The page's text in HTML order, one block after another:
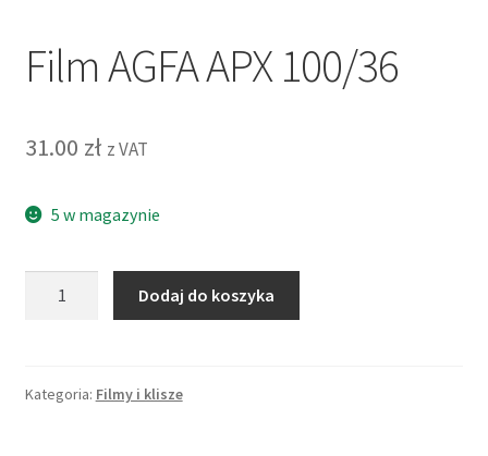
Film AGFA APX 100/36
31.00 zł z VAT
5 w magazynie
100/36
Dodaj do koszyka
Kategoria: Filmy i klisze